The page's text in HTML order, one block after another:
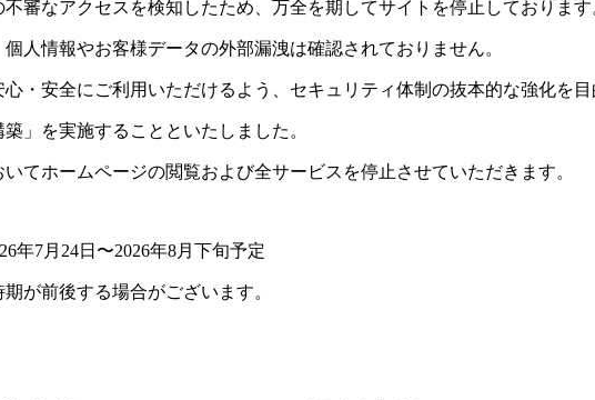
審なアクセスを検知したため、万全を期してサイトを停止しております
人情報やお客様データの外部漏洩は確認されておりません。
・安全にご利用いただけるよう、セキュリティ体制の抜本的な強化を目
」を実施することといたしました。
てホームページの閲覧および全サービスを停止させていただきます。
年7月24日〜2026年8月下旬予定
が前後する場合がございます。